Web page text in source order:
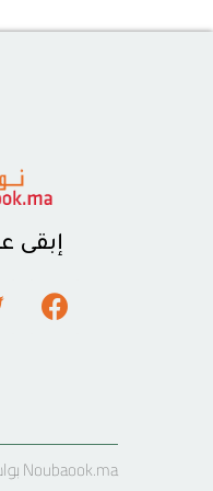
إبقى
Noubaook.ma بواسطة سمسم-مشاركة مواطنة مرخص بموجب رخصة المشاع الإبداعي نسب المصنف 4.0 دولي .